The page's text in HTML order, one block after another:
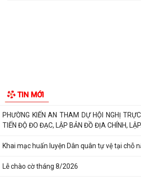
2026
phối hợp thông tin chương trình khảo...
Kế hoạch số 265/KH-UBND ngày 3/8/2026
khai thực hiện Kế hoạch số...
UBND phường làm việc với các hộ dân